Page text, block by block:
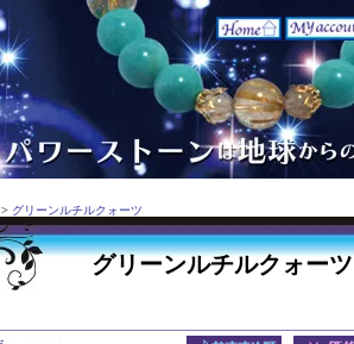
> グリーンルチルクォーツ
グリーンルチルクォーツ